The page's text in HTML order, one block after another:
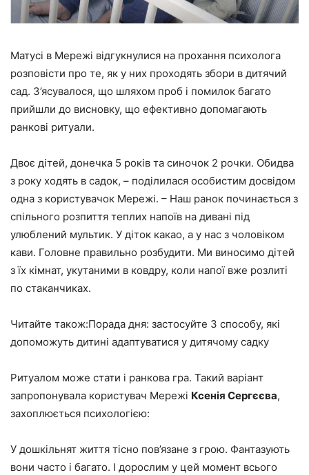
Матусі в Мережі відгукнулися на прохання психолога
розповісти про те, як у них проходять збори в дитячий
сад. З’ясувалося, що шляхом проб і помилок багато
прийшли до висновку, що ефективно допомагають
ранкові ритуали.
Двоє дітей, донечка 5 років та синочок 2 рочки. Обидва
з року ходять в садок, – поділилася особистим досвідом
одна з користувачок Мережі. – Наш ранок починається з
спільного розпиття теплих напоїв на дивані під
улюблений мультик. У діток какао, а у нас з чоловіком
кави. Головне правильно розбудити. Ми виносимо дітей
з їх кімнат, укутаними в ковдру, коли напої вже розлиті
по стаканчиках.
Читайте також:Порада дня: застосуйте 3 способу, які
допоможуть дитині адаптуватися у дитячому садку
Ритуалом може стати і ранкова гра. Такий варіант
запропонувала користувач Мережі Ксенія Сергєєва,
захоплюється психологією:
У дошкільнят життя тісно пов’язане з грою. Фантазують
вони часто і багато. І дорослим у цей момент всього